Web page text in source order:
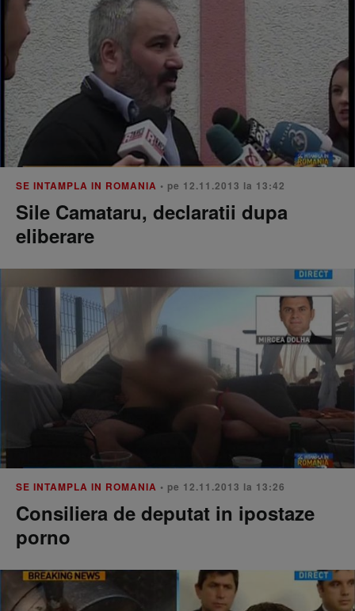
SE INTAMPLA IN ROMANIA • pe 12.11.2013 la 13:42
Sile Camataru, declaratii dupa
eliberare
SE INTAMPLA IN ROMANIA • pe 12.11.2013 la 13:26
Consiliera de deputat in ipostaze
porno